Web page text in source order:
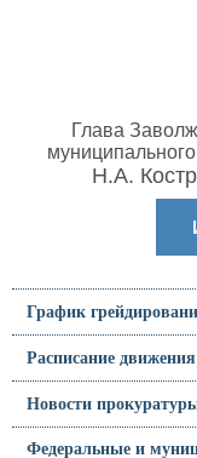
Глава
Н.А.
График
Расписание движения
Новости
Федеральные и